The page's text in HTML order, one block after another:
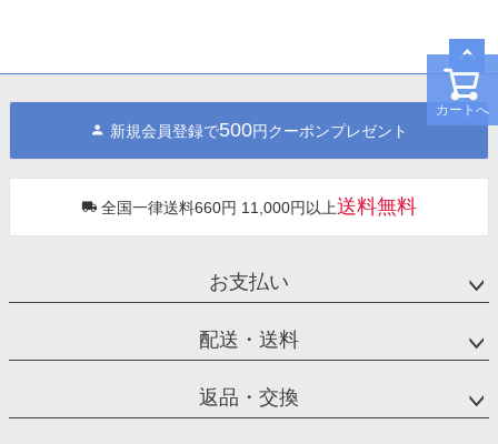
カートへ
ペー
ジト
へ
新規会員登録で500円クーポンプレゼント
全国一律送料660円 11,000円以上送料無料
お支払い
配送・送料
返品・交換